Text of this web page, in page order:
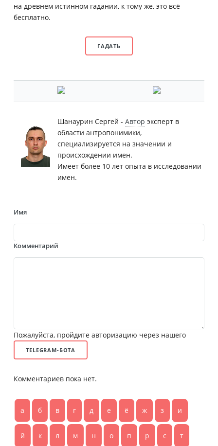
на древнем истинном гадании, к тому же, это всё
бесплатно.
Шанаурин Сергей - Автор эксперт в
области антропонимики,
специализируется на значении и
происхождении имен.
Имеет более 10 лет опыта в исследовании
имен.
Имя
Комментарий
Пожалуйста, пройдите авторизацию через нашего
TELEGRAM-БОТА
Комментариев пока нет.
а б в г д е ё ж з и
й к л м н о п р с т